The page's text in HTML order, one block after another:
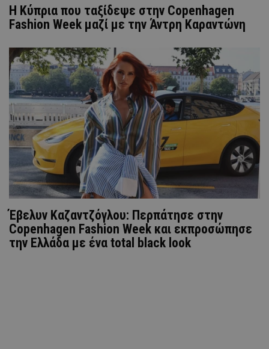
Η Κύπρια που ταξίδεψε στην Copenhagen
Fashion Week μαζί με την Άντρη Καραντώνη
Έβελυν Καζαντζόγλου: Περπάτησε στην
Copenhagen Fashion Week και εκπροσώπησε
την Ελλάδα με ένα total black look